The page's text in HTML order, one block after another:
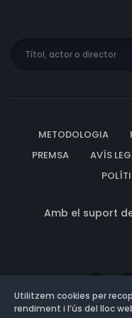
METODOLOGIA
PREMSA
AVÍS
Amb el suport
Utilitzem cookies per
rendiment i l’ús del lloc